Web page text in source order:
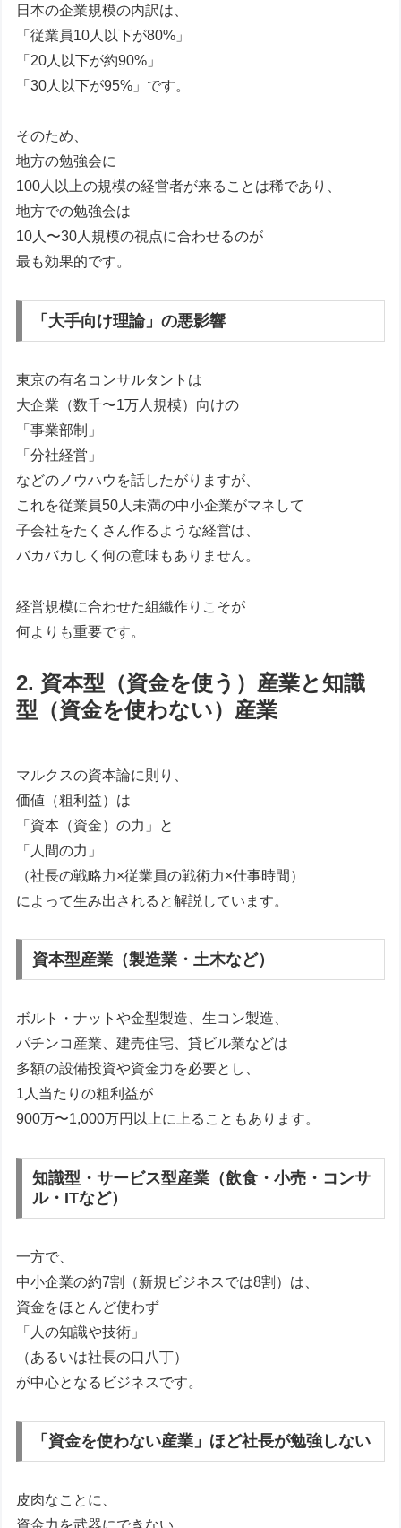
日本の企業規模の内訳は、
「従業員10人以下が80%」
「20人以下が約90%」
「30人以下が95%」です。
そのため、
地方の勉強会に
100人以上の規模の経営者が来ることは稀であり、
地方での勉強会は
10人〜30人規模の視点に合わせるのが
最も効果的です。
「大手向け理論」の悪影響
東京の有名コンサルタントは
大企業（数千〜1万人規模）向けの
「事業部制」
「分社経営」
などのノウハウを話したがりますが、
これを従業員50人未満の中小企業がマネして
子会社をたくさん作るような経営は、
バカバカしく何の意味もありません。
経営規模に合わせた組織作りこそが
何よりも重要です。
2. 資本型（資金を使う）産業と知識
型（資金を使わない）産業
マルクスの資本論に則り、
価値（粗利益）は
「資本（資金）の力」と
「人間の力」
（社長の戦略力×従業員の戦術力×仕事時間）
によって生み出されると解説しています。
資本型産業（製造業・土木など）
ボルト・ナットや金型製造、生コン製造、
パチンコ産業、建売住宅、貸ビル業などは
多額の設備投資や資金力を必要とし、
1人当たりの粗利益が
900万〜1,000万円以上に上ることもあります。
知識型・サービス型産業（飲食・小売・コンサ
ル・ITなど）
一方で、
中小企業の約7割（新規ビジネスでは8割）は、
資金をほとんど使わず
「人の知識や技術」
（あるいは社長の口八丁）
が中心となるビジネスです。
「資金を使わない産業」ほど社長が勉強しない
皮肉なことに、